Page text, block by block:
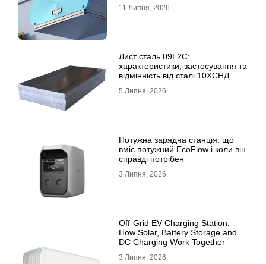
11 Липня, 2026
Лист сталь 09Г2С:
характеристики, застосування та
відмінність від сталі 10ХСНД
5 Липня, 2026
Потужна зарядна станція: що
вміє потужний EcoFlow і коли він
справді потрібен
3 Липня, 2026
Off-Grid EV Charging Station:
How Solar, Battery Storage and
DC Charging Work Together
3 Липня, 2026